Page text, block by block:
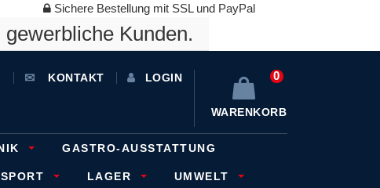
Sichere Bestellung mit SSL und PayPal
Kunden.
KONTAKT LOGIN 0
WARENKORB
GASTRO-AUSSTATTUNG
LAGER UMWELT